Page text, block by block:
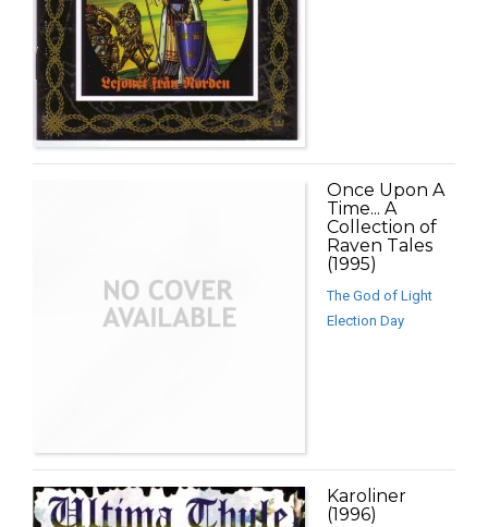
Once Upon A
Time... A
Collection of
Raven Tales
(1995)
The God of Light
Election Day
Karoliner
(1996)